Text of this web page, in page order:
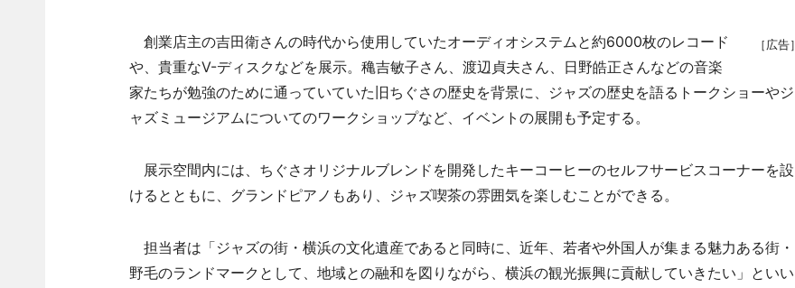
［広告］
創業店主の吉田衛さんの時代から使用していたオーディオシステムと約6000枚のレコード
や、貴重なV-ディスクなどを展示。穐吉敏子さん、渡辺貞夫さん、日野皓正さんなどの音楽
家たちが勉強のために通っていていた旧ちぐさの歴史を背景に、ジャズの歴史を語るトークショーやジ
ャズミュージアムについてのワークショップなど、イベントの展開も予定する。
展示空間内には、ちぐさオリジナルブレンドを開発したキーコーヒーのセルフサービスコーナーを設
けるとともに、グランドピアノもあり、ジャズ喫茶の雰囲気を楽しむことができる。
担当者は「ジャズの街・横浜の文化遺産であると同時に、近年、若者や外国人が集まる魅力ある街・
野毛のランドマークとして、地域との融和を図りながら、横浜の観光振興に貢献していきたい」といい